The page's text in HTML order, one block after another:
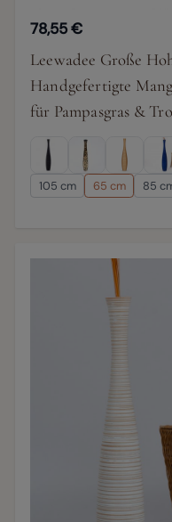
78,55 €
Leewadee Große
Handgefertigte
für Pampasgras &
105 cm 65 cm 85